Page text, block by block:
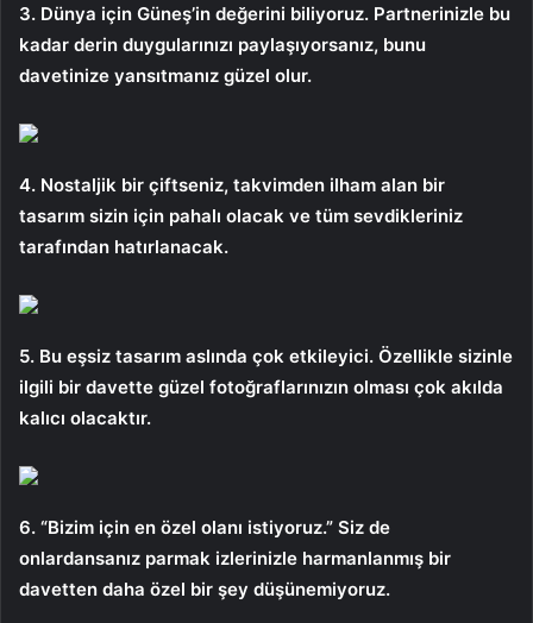
3. Dünya için Güneş’in değerini biliyoruz. Partnerinizle bu
kadar derin duygularınızı paylaşıyorsanız, bunu
davetinize yansıtmanız güzel olur.
4. Nostaljik bir çiftseniz, takvimden ilham alan bir
tasarım sizin için pahalı olacak ve tüm sevdikleriniz
tarafından hatırlanacak.
5. Bu eşsiz tasarım aslında çok etkileyici. Özellikle sizinle
ilgili bir davette güzel fotoğraflarınızın olması çok akılda
kalıcı olacaktır.
6. “Bizim için en özel olanı istiyoruz.” Siz de
onlardansanız parmak izlerinizle harmanlanmış bir
davetten daha özel bir şey düşünemiyoruz.